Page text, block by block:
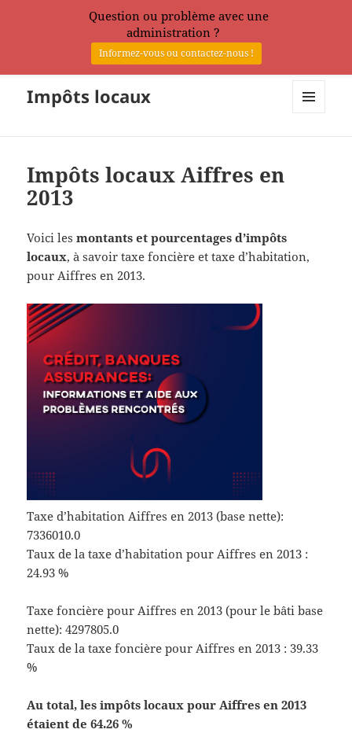
Impôts locaux
Impôts locaux Aiffres en
2013
Voici lesmontants et pourcentages d’impôts
locaux, à savoir taxe foncière et taxe d’habitation,
pour Aiffres en 2013.
Taxe d’habitation Aiffres en 2013 (base nette):
7336010.0
Taux de la taxe d’habitation pour Aiffres en 2013 :
24.93 %
Taxe foncière pour Aiffres en 2013 (pour le bâti base
nette): 4297805.0
Taux de la taxe foncière pour Aiffres en 2013 : 39.33
%
Au total, les impôts locaux pour Aiffres en 2013
étaient de 64.26 %
Question ou problème avec une
administration ?
Informez-vous ou contactez-nous !